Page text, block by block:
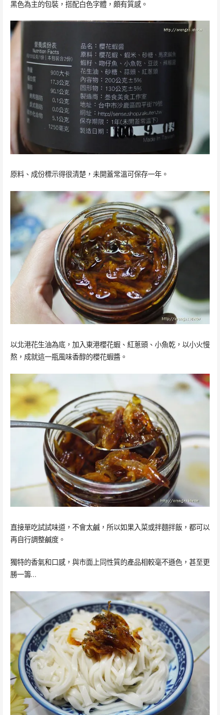
黑色為主的包裝，搭配白色字體，頗有質感。
原料、成份標示得很清楚，未開蓋常溫可保存一年。
以北港花生油為底，加入東港櫻花蝦、紅蔥頭、小魚乾，以小火慢
熬，成就這一瓶風味香醇的櫻花蝦醬。
直接單吃試試味道，不會太鹹，所以如果入菜或拌麵拌飯，都可以
再自行調整鹹度。
獨特的香氣和口感，與市面上同性質的產品相較毫不遜色，甚至更
勝一籌…